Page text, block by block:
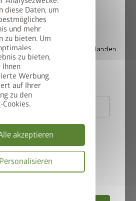
diese Daten, um
und mehr
zu bieten. Um
zu bieten,
Ihnen
Werbung.
auf Ihrer
zu den
akzeptieren
Personalisieren
höhenverstellbar bis zu
der Steher direkt in das
Größe der Fundamentpunkte
mind. 50 x 50 cm.
115 cm bei 180 cm Steherhöhe
gewinnen
unseren Newsletter an und landen
im Lostopf.
ich
ich die
.